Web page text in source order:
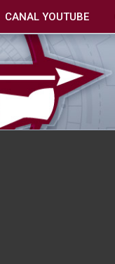
CANAL YOUTUBE